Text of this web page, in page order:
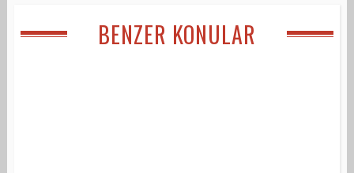
BENZER KONULAR